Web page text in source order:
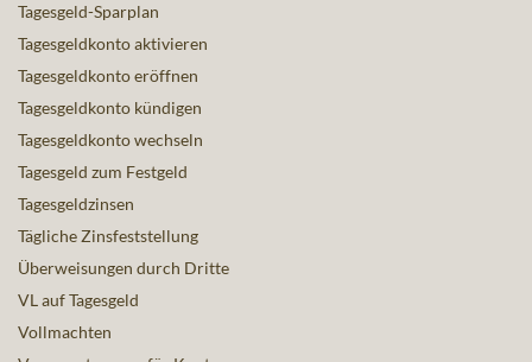
Tagesgeld-Sparplan
Tagesgeldkonto aktivieren
Tagesgeldkonto eröffnen
Tagesgeldkonto kündigen
Tagesgeldkonto wechseln
Tagesgeld zum Festgeld
Tagesgeldzinsen
Tägliche Zinsfeststellung
Überweisungen durch Dritte
VL auf Tagesgeld
Vollmachten